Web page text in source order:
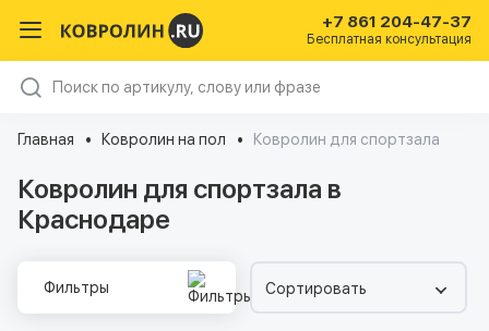
+7 861 204-47-37
Бесплатная консультация
Главная Ковролин на пол Ковролин для спортзала
Ковролин для спортзала в
Краснодаре
Фильтры Сортировать